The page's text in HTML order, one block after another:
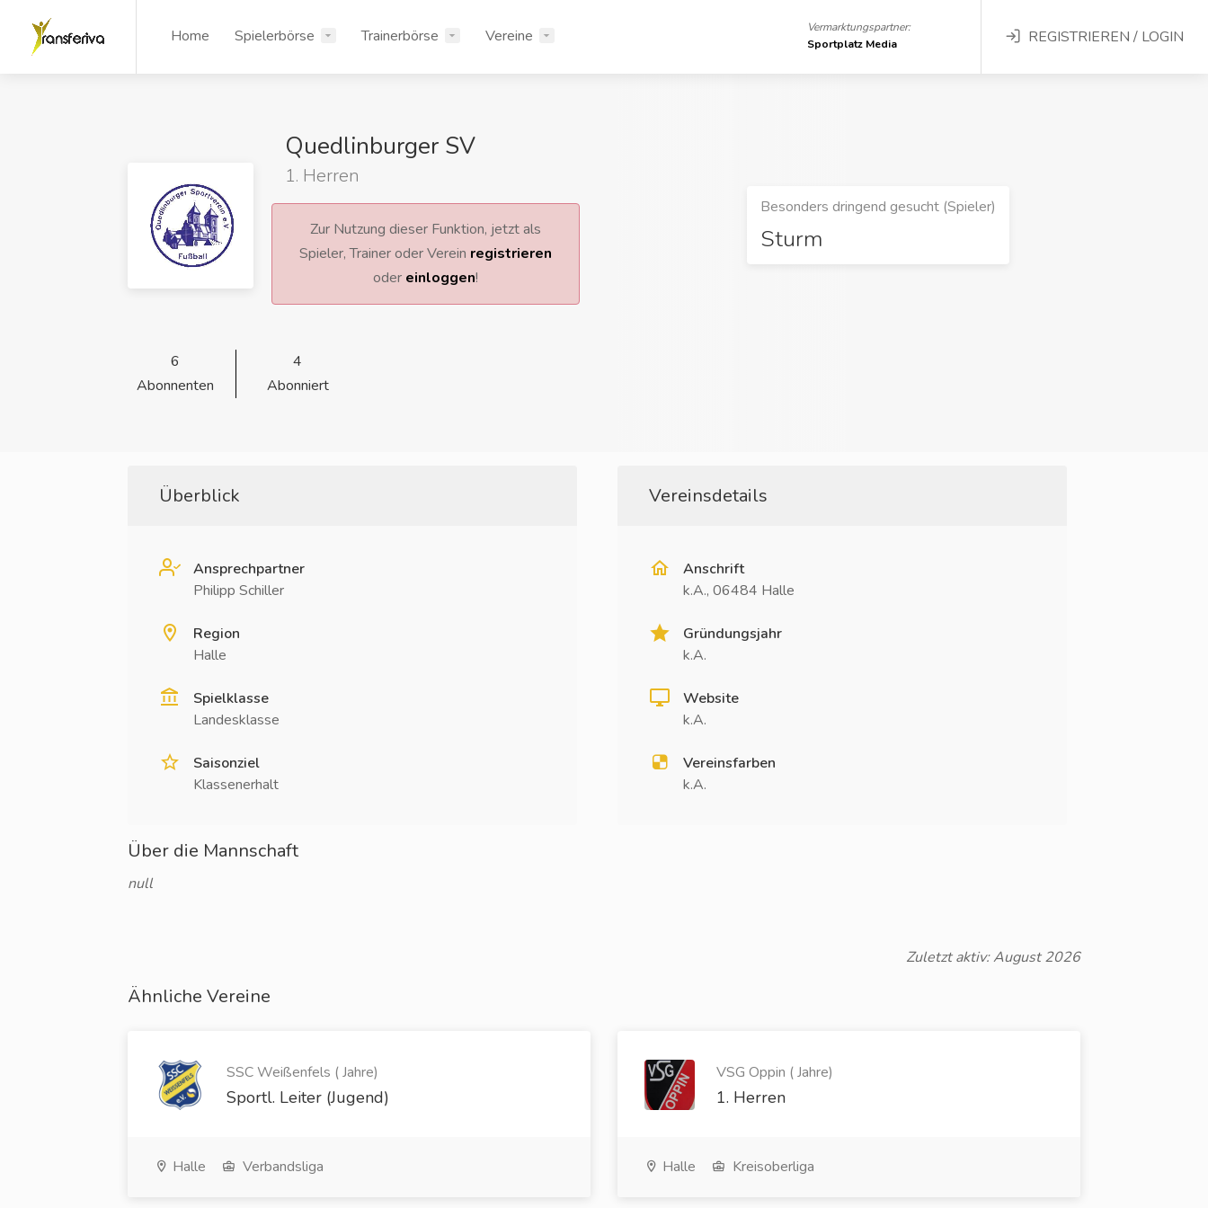
Home Spielerbörse Trainerbörse Vereine
Vermarktungspartner:
Sportplatz Media
REGISTRIEREN / LOGIN
Quedlinburger SV
1. Herren
Zur Nutzung dieser Funktion, jetzt als
Spieler, Trainer oder Verein registrieren
oder einloggen!
Besonders dringend gesucht (Spieler)
Sturm
6
Abonnenten
4
Abonniert
Überblick
Ansprechpartner
Philipp Schiller
Region
Halle
Spielklasse
Landesklasse
Saisonziel
Klassenerhalt
Vereinsdetails
Anschrift
k.A., 06484 Halle
Gründungsjahr
k.A.
Website
k.A.
Vereinsfarben
k.A.
Über die Mannschaft
null
Zuletzt aktiv: August 2026
Ähnliche Vereine
SSC Weißenfels ( Jahre)
Sportl. Leiter (Jugend)
Halle Verbandsliga
VSG Oppin ( Jahre)
1. Herren
Halle Kreisoberliga